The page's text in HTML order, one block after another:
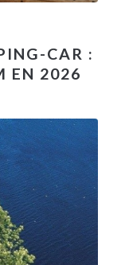
CAR :
EN 2026